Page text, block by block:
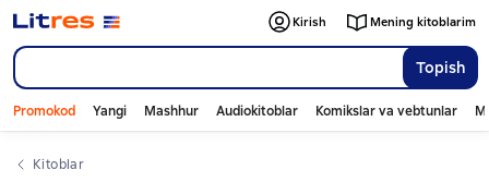
Topish
Kirish Mening kitoblarim
Promokod Yangi Mashhur Audiokitoblar Komikslar va vebtunlar
Kitoblar